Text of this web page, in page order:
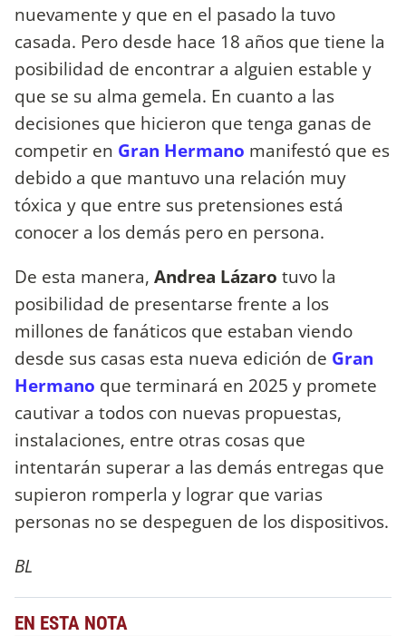
nuevamente y que en el pasado la tuvo
casada. Pero desde hace 18 años que tiene la
posibilidad de encontrar a alguien estable y
que se su alma gemela. En cuanto a las
decisiones que hicieron que tenga ganas de
competir en Gran Hermano manifestó que es
debido a que mantuvo una relación muy
tóxica y que entre sus pretensiones está
conocer a los demás pero en persona.
De esta manera, Andrea Lázaro tuvo la
posibilidad de presentarse frente a los
millones de fanáticos que estaban viendo
desde sus casas esta nueva edición de Gran
Hermano que terminará en 2025 y promete
cautivar a todos con nuevas propuestas,
instalaciones, entre otras cosas que
intentarán superar a las demás entregas que
supieron romperla y lograr que varias
personas no se despeguen de los dispositivos.
BL
EN ESTA NOTA